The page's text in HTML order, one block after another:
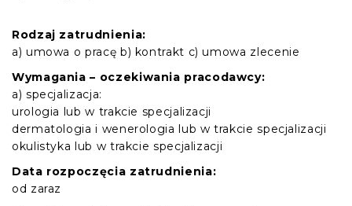
Rodzaj zatrudnienia:
a) umowa o pracę b) kontrakt c) umowa zlecenie
Wymagania – oczekiwania pracodawcy:
a) specjalizacja:
urologia lub w trakcie specjalizacji
dermatologia i wenerologia lub w trakcie specjalizacji
okulistyka lub w trakcie specjalizacji
Data rozpoczęcia zatrudnienia:
od zaraz